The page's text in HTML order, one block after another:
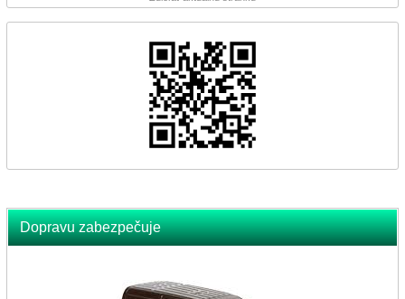
Dopravu zabezpečuje